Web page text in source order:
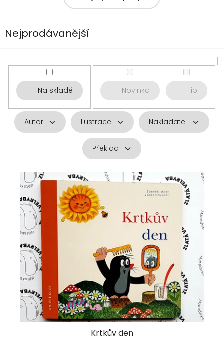
Nejprodávanější
Na skladě Novinka Tip
Autor Ilustrace Nakladatel
Překlad
Krtkův den